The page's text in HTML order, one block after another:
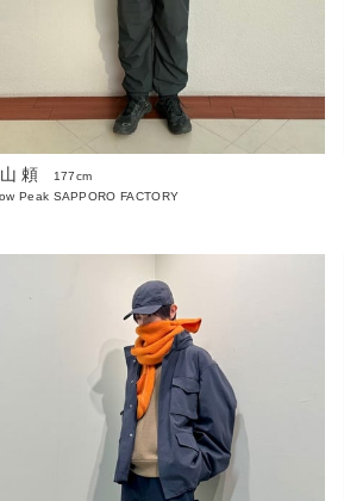
頼
177cm
Peak SAPPORO FACTORY